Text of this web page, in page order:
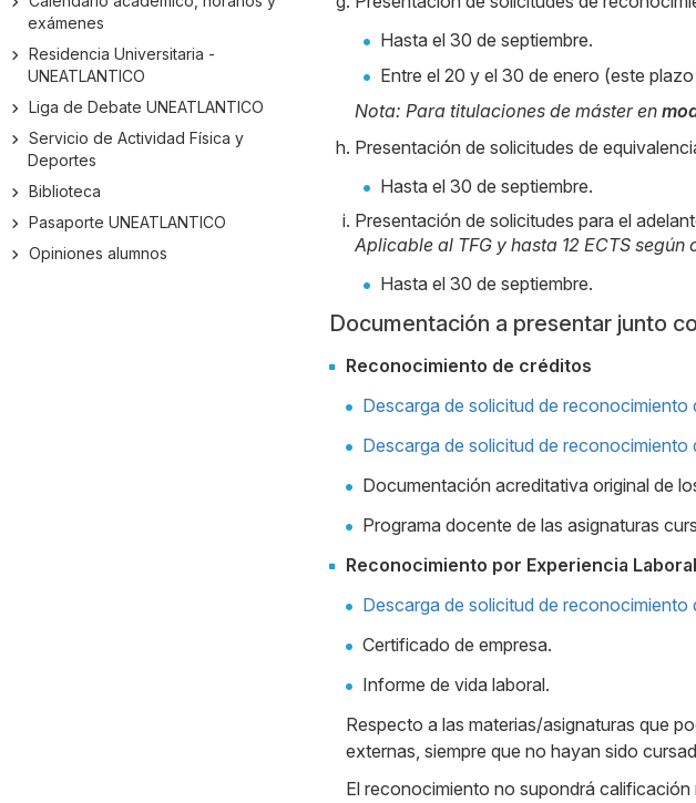
exámenes
Residencia Universitaria -
UNEATLANTICO
Liga de Debate UNEATLANTICO
Servicio de Actividad Física y
Deportes
Biblioteca
Pasaporte UNEATLANTICO
Opiniones alumnos
Hasta el 30 de septiembre.
Entre el 20 y el 30 de enero (este
Nota: Para titulaciones de máster en
Presentación de solicitudes de
Hasta el 30 de septiembre.
Presentación de solicitudes para el
Aplicable al TFG y hasta 12 ECTS según
Hasta el 30 de septiembre.
Documentación a presentar junto
Reconocimiento de créditos
Descarga de solicitud de
Descarga de solicitud de
Documentación acreditativa original de
Programa docente de las asignaturas
Reconocimiento por Experiencia
Descarga de solicitud de
Certificado de empresa.
Informe de vida laboral.
Respecto a las materias/asignaturas que
externas, siempre que no hayan sido
El reconocimiento no supondrá